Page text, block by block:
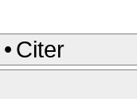
• Citer